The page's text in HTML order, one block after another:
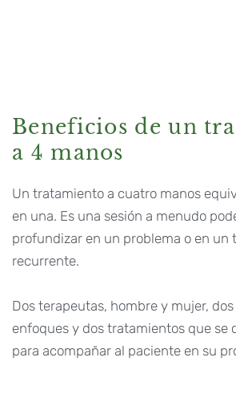
Beneficios de un
a 4 manos
Un tratamiento a cuatro manos
en una. Es una sesión a menudo
profundizar en un problema o en un
recurrente.
Dos terapeutas, hombre y mujer,
enfoques y dos tratamientos que se
para acompañar al paciente en su